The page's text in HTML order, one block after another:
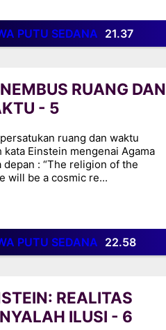
PUTU SEDANA 21.37
RUANG DAN
- 5
ruang dan waktu
kata Einstein mengenai Agama
depan : “The religion of the
will be a cosmic re...
PUTU SEDANA 22.58
REALITAS
ILUSI - 6